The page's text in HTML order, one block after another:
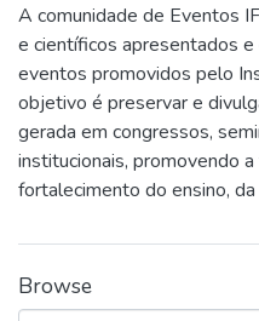
Contacts
A comunidade de Eventos
e científicos apresentados
eventos promovidos pelo
objetivo é preservar e
gerada em congressos,
institucionais, promovendo
fortalecimento do ensino,
Browse